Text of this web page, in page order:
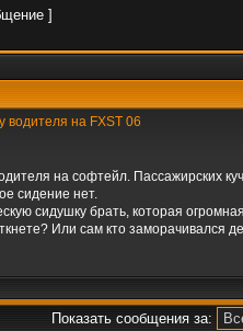
]
водителя на FXST 06
на софтейл. Пассажирских
сидение нет.
сидушку брать, которая
Или сам кто заморачивался
Показать сообщения за: